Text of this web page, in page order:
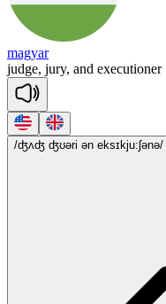
magyar
judge, jury, and executioner
/ʤʌʤ ʤʊəri ən eksɪkju:ʃənə/